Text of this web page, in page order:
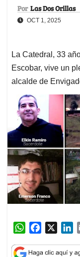
Por Las Dos Orillas
OCT 1, 2025
La Catedral, 33
Escobar, vive un
alcalde de
W
a
c
n